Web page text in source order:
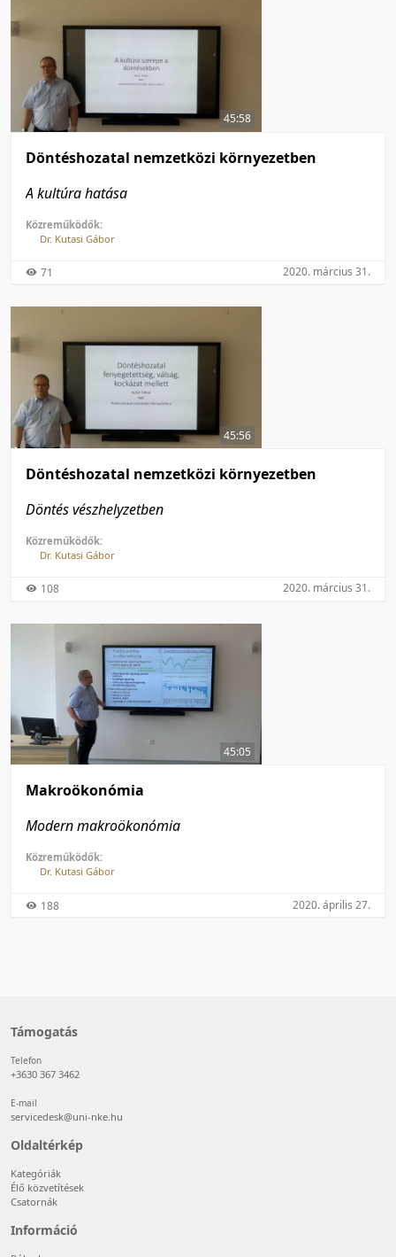
Utolsó módosítás szerint
Utolsó módosítás szerint
50 tétel/oldal
45:58
Döntéshozatal nemzetközi környezetben
A kultúra hatása
Közreműködők:
Dr. Kutasi Gábor
71 2020. március 31.
45:56
Döntéshozatal nemzetközi környezetben
Döntés vészhelyzetben
Közreműködők:
Dr. Kutasi Gábor
108 2020. március 31.
45:05
Makroökonómia
Modern makroökonómia
Közreműködők:
Dr. Kutasi Gábor
188 2020. április 27.
Támogatás
Telefon
+3630 367 3462
E-mail
servicedesk@uni-nke.hu
Oldaltérkép
Kategóriák
Élő közvetítések
Csatornák
Információ